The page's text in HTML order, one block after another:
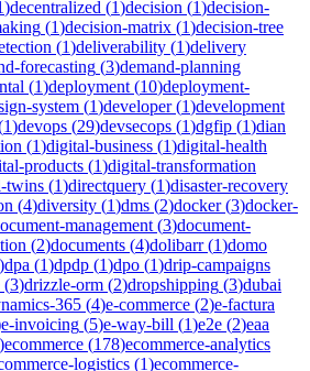
)decentralized (1)decision (1)decision-
(1)decision-matrix (1)decision-tree
(1)deliverability (1)delivery
forecasting (3)demand-planning
(1)deployment (10)deployment-
system (1)developer(1)development
1)devops (29)devsecops (1)dgfip (1)dian
(1)digital-business (1)digital-health
products (1)digital-transformation
twins (1)directquery (1)disaster-recovery
(4)diversity (1)dms (2)docker(3)docker-
management (3)document-
(2)documents (4)dolibarr(1)domo
)dpa (1)dpdp (1)dpo (1)drip-campaigns
(3)drizzle-orm (2)dropshipping (3)dubai
365 (4)e-commerce (2)e-factura
e-invoicing (5)e-way-bill (1)e2e (2)eaa
)ecommerce (178)ecommerce-analytics
logistics (1)ecommerce-